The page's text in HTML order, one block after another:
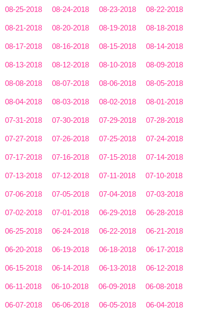
08-25-2018 08-24-2018 08-23-2018 08-22-2018
08-21-2018 08-20-2018 08-19-2018 08-18-2018
08-17-2018 08-16-2018 08-15-2018 08-14-2018
08-13-2018 08-12-2018 08-10-2018 08-09-2018
08-08-2018 08-07-2018 08-06-2018 08-05-2018
08-04-2018 08-03-2018 08-02-2018 08-01-2018
07-31-2018 07-30-2018 07-29-2018 07-28-2018
07-27-2018 07-26-2018 07-25-2018 07-24-2018
07-17-2018 07-16-2018 07-15-2018 07-14-2018
07-13-2018 07-12-2018 07-11-2018 07-10-2018
07-06-2018 07-05-2018 07-04-2018 07-03-2018
07-02-2018 07-01-2018 06-29-2018 06-28-2018
06-25-2018 06-24-2018 06-22-2018 06-21-2018
06-20-2018 06-19-2018 06-18-2018 06-17-2018
06-15-2018 06-14-2018 06-13-2018 06-12-2018
06-11-2018 06-10-2018 06-09-2018 06-08-2018
06-07-2018 06-06-2018 06-05-2018 06-04-2018